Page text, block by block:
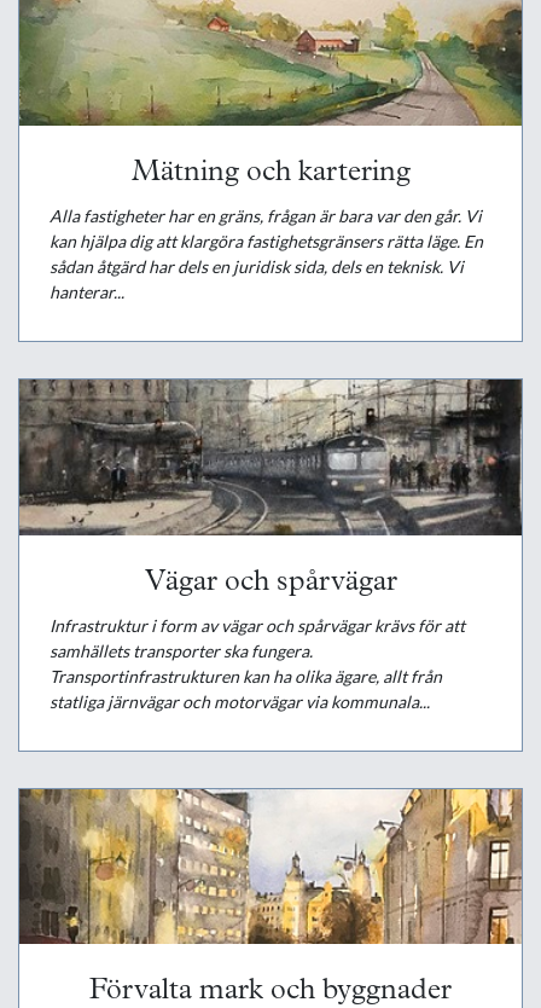
Mätning och kartering
Alla fastigheter har en gräns, frågan är bara var den går. Vi
kan hjälpa dig att klargöra fastighetsgränsers rätta läge. En
sådan åtgärd har dels en juridisk sida, dels en teknisk. Vi
hanterar...
Vägar och spårvägar
Infrastruktur i form av vägar och spårvägar krävs för att
samhällets transporter ska fungera.
Transportinfrastrukturen kan ha olika ägare, allt från
statliga järnvägar och motorvägar via kommunala...
Förvalta mark och byggnader